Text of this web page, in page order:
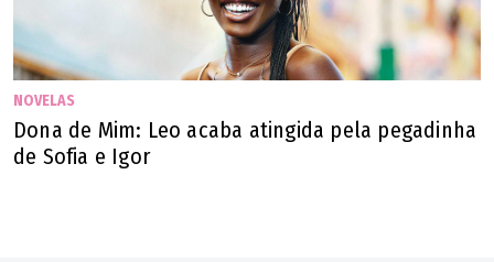
NOVELAS
Dona de Mim: Leo acaba atingida pela pegadinha
de Sofia e Igor